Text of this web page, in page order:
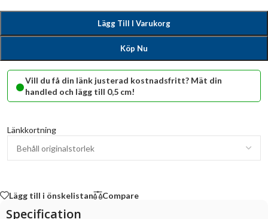
Lägg Till I Varukorg
Köp Nu
•Vill du få din länk justerad kostnadsfritt? Mät din
handled och lägg till 0,5 cm!
Länkkortning
Lägg till i önskelistan Compare
Specification